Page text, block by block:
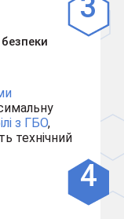
з ГБО,
технічний